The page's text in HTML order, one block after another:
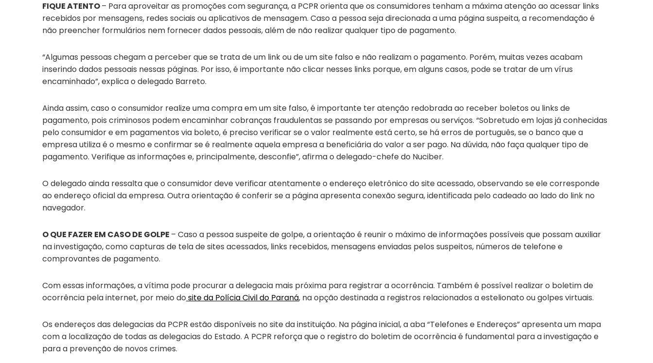
FIQUE ATENTO– Para aproveitar as promoções com segurança, a PCPR orienta que os consumidores tenham a máxima atenção ao acessar links
recebidos por mensagens, redes sociais ou aplicativos de mensagem. Caso a pessoa seja direcionada a uma página suspeita, a recomendação é
não preencher formulários nem fornecer dados pessoais, além de não realizar qualquer tipo de pagamento.
“Algumas pessoas chegam a perceber que se trata de um link ou de um site falso e não realizam o pagamento. Porém, muitas vezes acabam
inserindo dados pessoais nessas páginas. Por isso, é importante não clicar nesses links porque, em alguns casos, pode se tratar de um vírus
encaminhado”, explica o delegado Barreto.
Ainda assim, caso o consumidor realize uma compra em um site falso, é importante ter atenção redobrada ao receber boletos ou links de
pagamento, pois criminosos podem encaminhar cobranças fraudulentas se passando por empresas ou serviços. “Sobretudo em lojas já conhecidas
pelo consumidor e em pagamentos via boleto, é preciso verificar se o valor realmente está certo, se há erros de português, se o banco que a
empresa utiliza é o mesmo e confirmar se é realmente aquela empresa a beneficiária do valor a ser pago. Na dúvida, não faça qualquer tipo de
pagamento. Verifique as informações e, principalmente, desconfie”, afirma o delegado-chefe do Nuciber.
O delegado ainda ressalta que o consumidor deve verificar atentamente o endereço eletrônico do site acessado, observando se ele corresponde
ao endereço oficial da empresa. Outra orientação é conferir se a página apresenta conexão segura, identificada pelo cadeado ao lado do link no
navegador.
O QUE FAZER EM CASO DE GOLPE – Caso a pessoa suspeite de golpe, a orientação é reunir o máximo de informações possíveis que possam auxiliar
na investigação, como capturas de tela de sites acessados, links recebidos, mensagens enviadas pelos suspeitos, números de telefone e
comprovantes de pagamento.
Com essas informações, a vítima pode procurar a delegacia mais próxima para registrar a ocorrência. Também é possível realizar o boletim de
ocorrência pela internet, por meio do site da Polícia Civil do Paraná, na opção destinada a registros relacionados a estelionato ou golpes virtuais.
Os endereços das delegacias da PCPR estão disponíveis no site da instituição. Na página inicial, a aba “Telefones e Endereços” apresenta um mapa
com a localização de todas as delegacias do Estado. A PCPR reforça que o registro do boletim de ocorrência é fundamental para a investigação e
para a prevenção de novos crimes.